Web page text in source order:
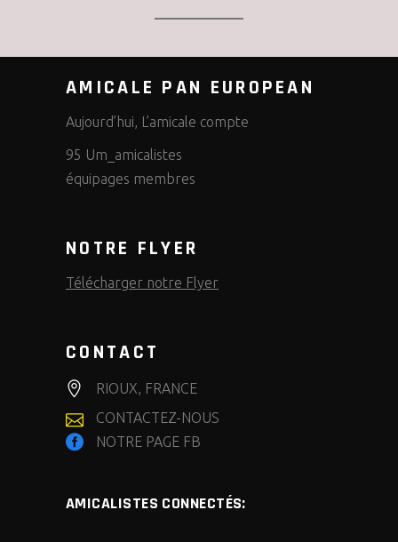
AMICALE PAN EUROPEAN
Aujourd’hui, L’amicale compte
95 Um_amicalistes
équipages membres
NOTRE FLYER
Télécharger notre Flyer
CONTACT
RIOUX, FRANCE
CONTACTEZ-NOUS
NOTRE PAGE FB
AMICALISTES CONNECTÉS: